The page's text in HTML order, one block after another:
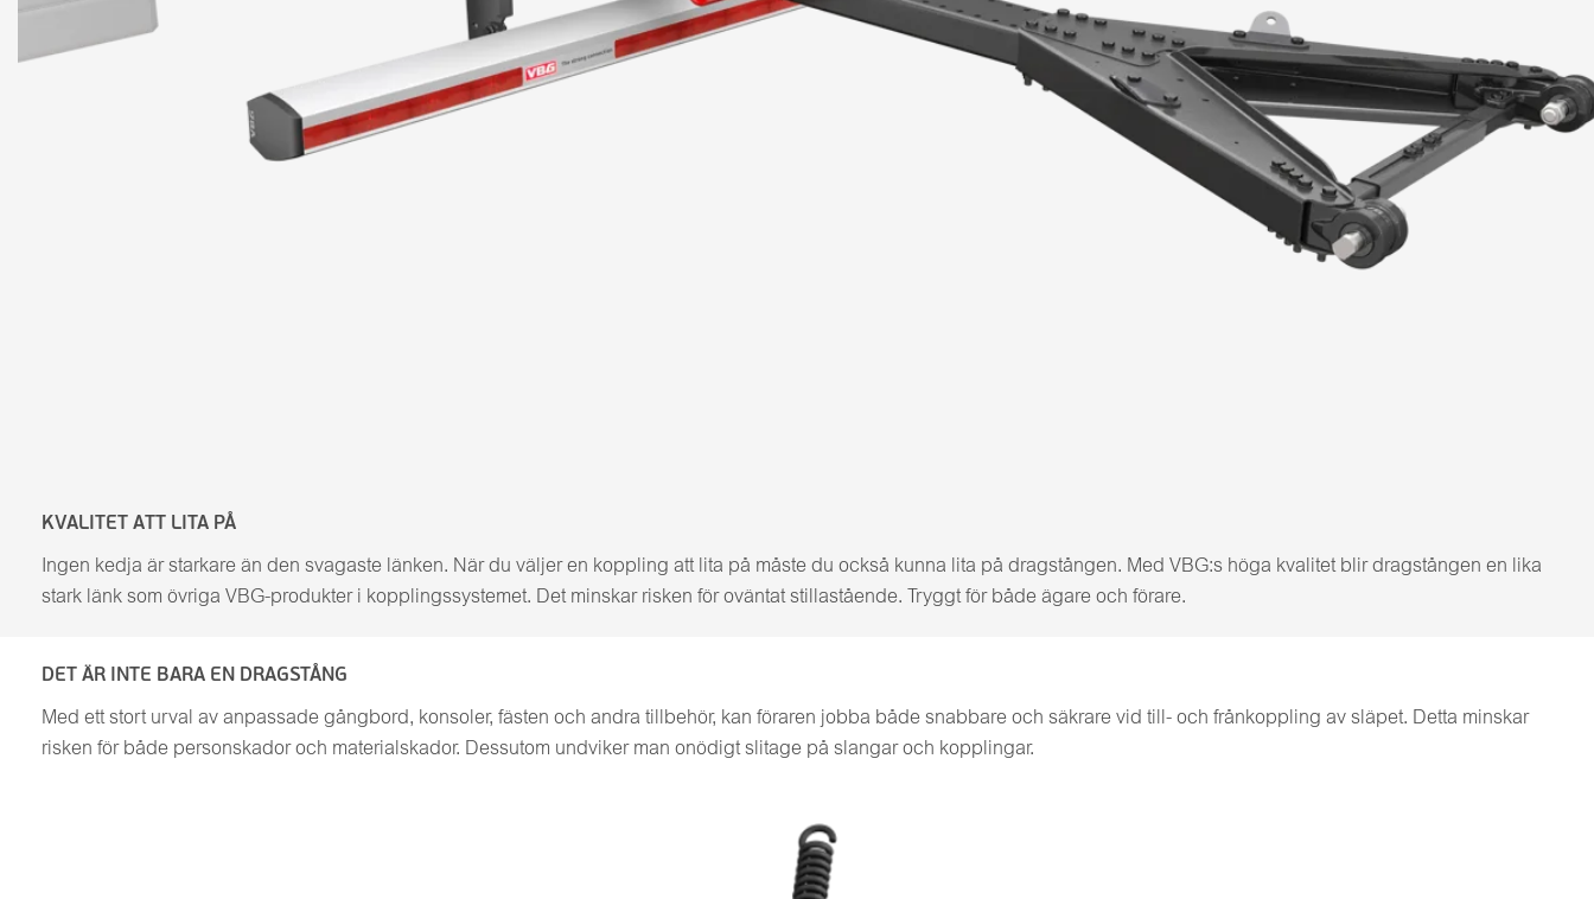
KVALITET ATT LITA PÅ
Ingen kedja är starkare än den svagaste länken. När du väljer en koppling att lita på måste du också kunna lita på dragstången. Med VBG:s höga kvalitet blir dragstången en lika
stark länk som övriga VBG-produkter i kopplingssystemet. Det minskar risken för oväntat stillastående. Tryggt för både ägare och förare.
DET ÄR INTE BARA EN DRAGSTÅNG
Med ett stort urval av anpassade gångbord, konsoler, fästen och andra tillbehör, kan föraren jobba både snabbare och säkrare vid till- och frånkoppling av släpet. Detta minskar
risken för både personskador och materialskador. Dessutom undviker man onödigt slitage på slangar och kopplingar.